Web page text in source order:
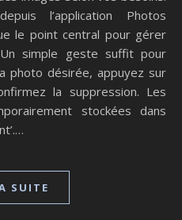
l’application Photos
le point central pour gérer
simple geste suffit pour
photo désirée, appuyez sur
la suppression. Les
stockées dans
SUITE